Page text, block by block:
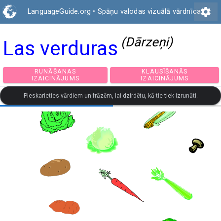
LanguageGuide.org • Spāņu valodas vizuālā vārdnīcasettings
Las verduras (Dārzeņi)
RUNĀŠANAS
IZAICINĀJUMS
KLAUSĪŠANĀS
IZAICINĀJUMS
Pieskarieties vārdiem un frāzēm, lai dzirdētu, kā tie tiek izrunāti.